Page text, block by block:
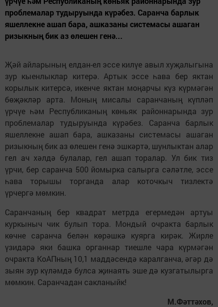
проблемалар тудыруында күрәбез. Саранча барлык
яшеллекне ашап бара, ашказаны системасы ашаган
ризыкның бик аз өлешен генә...
Җәй айларының елдан-ел эссе килүе авыл хуҗалыгына
зур кыенлыклар китерә. Артык эссе һава бер яктан
корылык китерсә, икенче яктан моңарчы күз күрмәгән
бөҗәкләр арта. Моның мисалы саранчаның күпләп
үрчүе һәм Республиканың көньяк районнарында зур
проблемалар тудыруында күрәбез. Саранча барлык
яшеллекне ашап бара, ашказаны системасы ашаган
ризыкның бик аз өлешен генә эшкәртә, шунлыктан алар
гел ач хәлдә булалар, гел ашап торалар. Ул бик тиз
үрчи, бер саранча 500 йомырка салырга сәләтле, эссе
һава торышы торганда алар коточкыч тизлектә
үрчергә мөмкин.
Саранчаның бер квадрат метрда егермедән артуы
куркыныч чик булып тора. Мондый очракта барлык
көчне саранча белән көрәшкә куярга кирәк. Жирле
үзидарә яки башка органнар тиешле чара күрмәгән
очракта КоАПның 10,1 маддәсендә каралганча, әгәр дә
зыян зур күләмдә булса җинаять эше дә кузгатылырга
мөмкин. Саранчадан сакланыйк!
М.Фәттәхов,